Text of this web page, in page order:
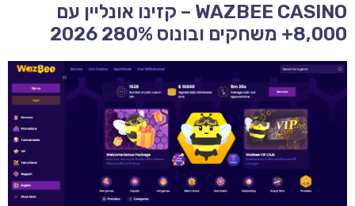
WAZBEE CASINO – קזינו אונליין עם
8,000+ משחקים ובונוס 280% 2026